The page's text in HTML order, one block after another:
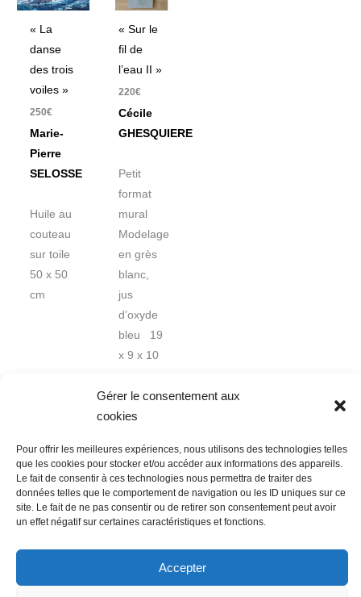
Gérer le consentement aux
cookies
Pour offrir les meilleures expériences, nous utilisons des technologies telles
que les cookies pour stocker et/ou accéder aux informations des appareils.
Le fait de consentir à ces technologies nous permettra de traiter des
données telles que le comportement de navigation ou les ID uniques sur ce
site. Le fait de ne pas consentir ou de retirer son consentement peut avoir
un effet négatif sur certaines caractéristiques et fonctions.
Accepter
« La
danse
des trois
voiles »
250€
Marie-
Pierre
SELOSSE
Huile au
couteau
sur toile
50 x 50
cm
« Sur le
fil de
l’eau II »
220€
Cécile
GHESQUIERE
Petit
format
mural
Modelage
en grès
blanc,
jus
d’oxyde
bleu 19
x 9 x 10
Nous contacter
Conditions Générales de Ventes
Politique de confidentialité
Mentions légales